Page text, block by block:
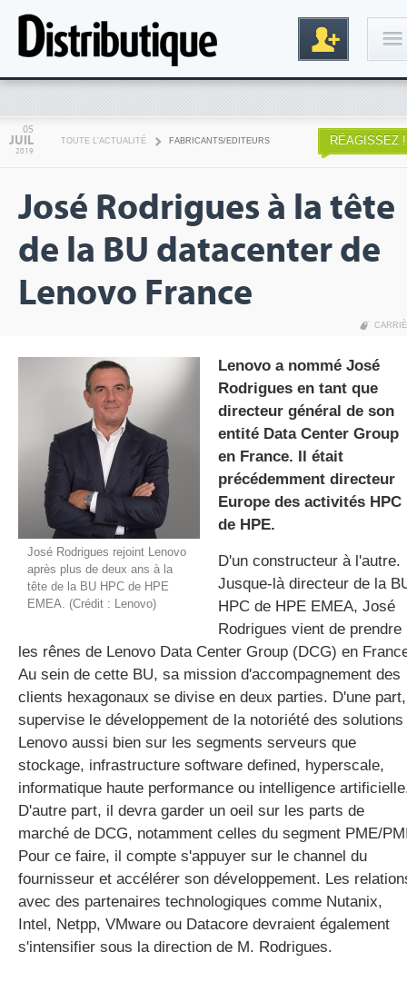
gratuite
05
JUIL
2019
TOUTE L'ACTUALITÉ FABRICANTS/EDITEURS RÉAGISSEZ !
José Rodrigues à la tête
de la BU datacenter de
Lenovo France
José Rodrigues rejoint Lenovo
après plus de deux ans à la
tête de la BU HPC de HPE
EMEA. (Crédit : Lenovo)
Lenovo a nommé José
Rodrigues en tant que
directeur général de son
entité Data Center Group
en France. Il était
précédemment directeur
Europe des activités HPC
de HPE.
D'un constructeur à l'autre.
Jusque-là directeur de la
HPC de HPE EMEA, José
Rodrigues vient de prendre
les rênes de Lenovo Data Center Group (DCG) en
Au sein de cette BU, sa mission d'accompagnement des
clients hexagonaux se divise en deux parties. D'une
supervise le développement de la notoriété des solutions
Lenovo aussi bien sur les segments serveurs que
stockage, infrastructure software defined, hyperscale,
informatique haute performance ou intelligence
D'autre part, il devra garder un oeil sur les parts de
marché de DCG, notamment celles du segment PME/
Pour ce faire, il compte s'appuyer sur le channel du
fournisseur et accélérer son développement. Les
avec des partenaires technologiques comme Nutanix,
Intel, Netpp, VMware ou Datacore devraient également
s'intensifier sous la direction de M. Rodrigues.